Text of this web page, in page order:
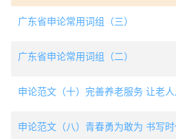
广东省申论常用词组（三）
广东省申论常用词组（二）